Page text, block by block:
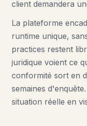
client demandera
La plateforme
runtime unique,
practices restent
juridique voient ce
conformité sort en
semaines
situation réelle en